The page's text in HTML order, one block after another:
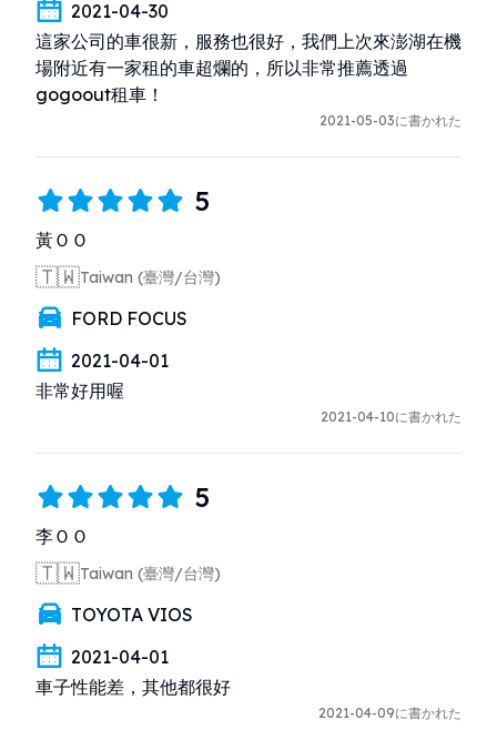
2021-04-30
這家公司的車很新，服務也很好，我們上次來澎湖在機
場附近有一家租的車超爛的，所以非常推薦透過
gogoout租車！
2021-05-03に書かれた
5
黃ＯＯ
🇹🇼Taiwan (臺灣/台灣)
FORD FOCUS
2021-04-01
非常好用喔
2021-04-10に書かれた
5
李ＯＯ
🇹🇼Taiwan (臺灣/台灣)
TOYOTA VIOS
2021-04-01
車子性能差，其他都很好
2021-04-09に書かれた